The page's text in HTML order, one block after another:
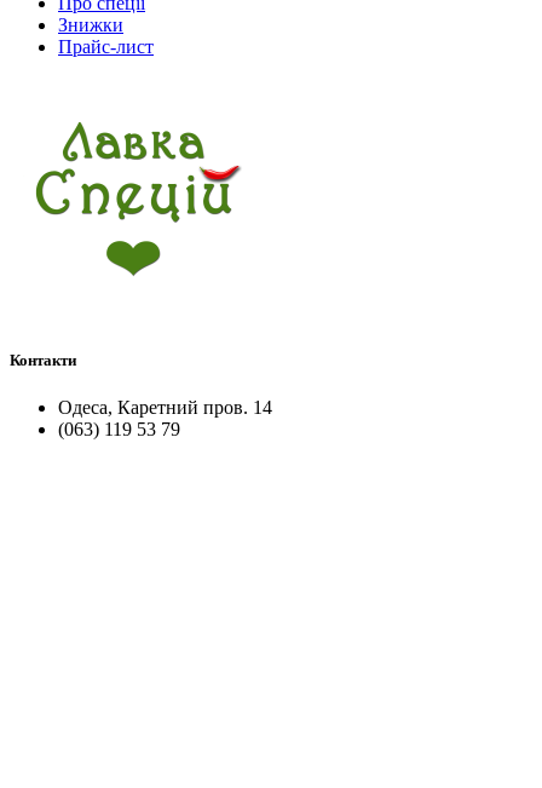
Знижки
Прайс-лист
Контакти
Одеса, Каретний пров. 14
(063) 119 53 79